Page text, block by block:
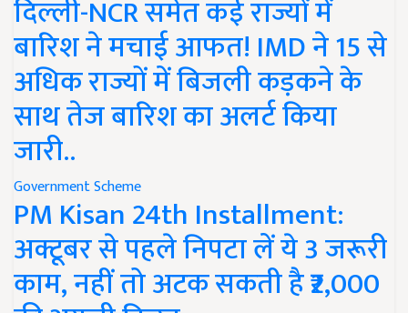
दिल्ली-NCR समेत कई राज्यों में
बारिश ने मचाई आफत! IMD ने 15 से
अधिक राज्यों में बिजली कड़कने के
साथ तेज बारिश का अलर्ट किया
जारी..
Government Scheme
PM Kisan 24th Installment:
अक्टूबर से पहले निपटा लें ये 3 जरूरी
काम, नहीं तो अटक सकती है ₹2,000